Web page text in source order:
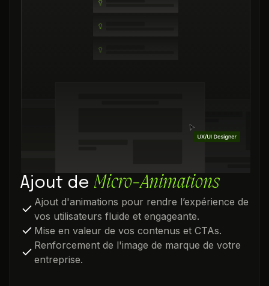
Ajout de Micro-Animations
Ajout d'animations pour rendre l’expérience de
vos utilisateurs fluide et engageante.
Mise en valeur de vos contenus et CTAs.
Renforcement de l'image de marque de votre
entreprise.